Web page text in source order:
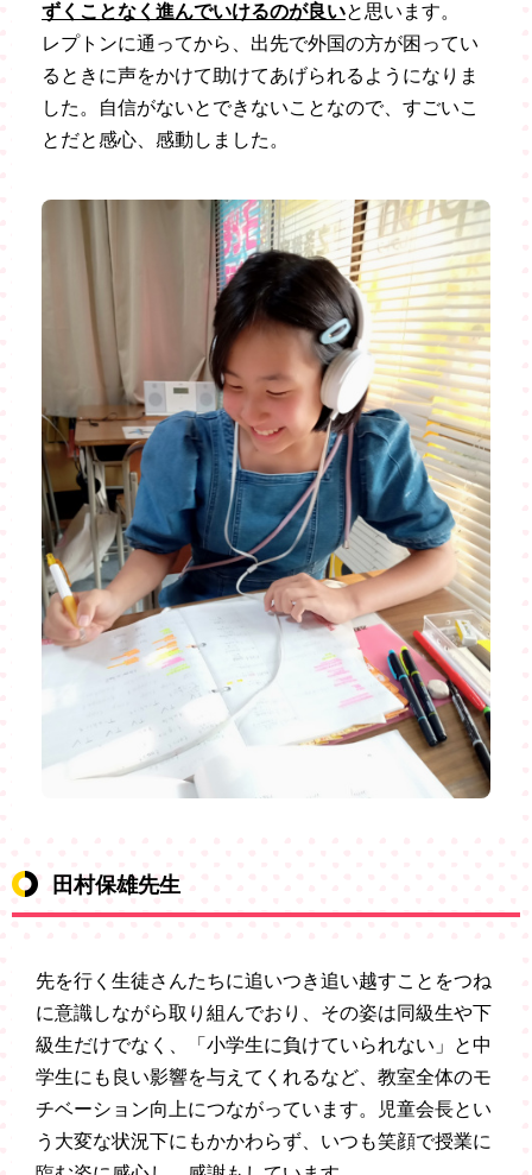
ずくことなく進んでいけるのが良いと思います。
レプトンに通ってから、出先で外国の方が困ってい
るときに声をかけて助けてあげられるようになりま
した。自信がないとできないことなので、すごいこ
とだと感心、感動しました。
田村保雄先生
先を行く生徒さんたちに追いつき追い越すことをつね
に意識しながら取り組んでおり、その姿は同級生や下
級生だけでなく、「小学生に負けていられない」と中
学生にも良い影響を与えてくれるなど、教室全体のモ
チベーション向上につながっています。児童会長とい
う大変な状況下にもかかわらず、いつも笑顔で授業に